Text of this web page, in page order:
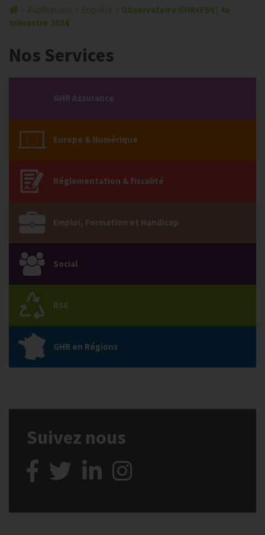
> Publications > Enquête > Observatoire GHRxFSV | 4e
trimestre 2024
Nos Services
GHR Assurance
Europe & Numérique
Réglementation & fiscalité
Emploi, Formation et Handicap
Social
RSE
GHR en Régions
Suivez nous